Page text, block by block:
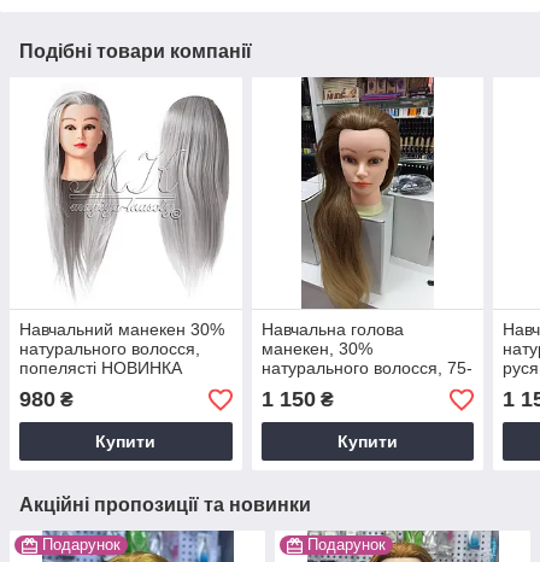
Подібні товари компанії
Навчальний манекен 30%
натурального волосся,
попелясті НОВИНКА
980 ₴
Купити
Навчальна голова
манекен, 30%
натурального волосся, 75-
80 см, темно-русява
1 150₴
Купити
1
Акційні пропозиції та новинки
Подарунок Подарунок